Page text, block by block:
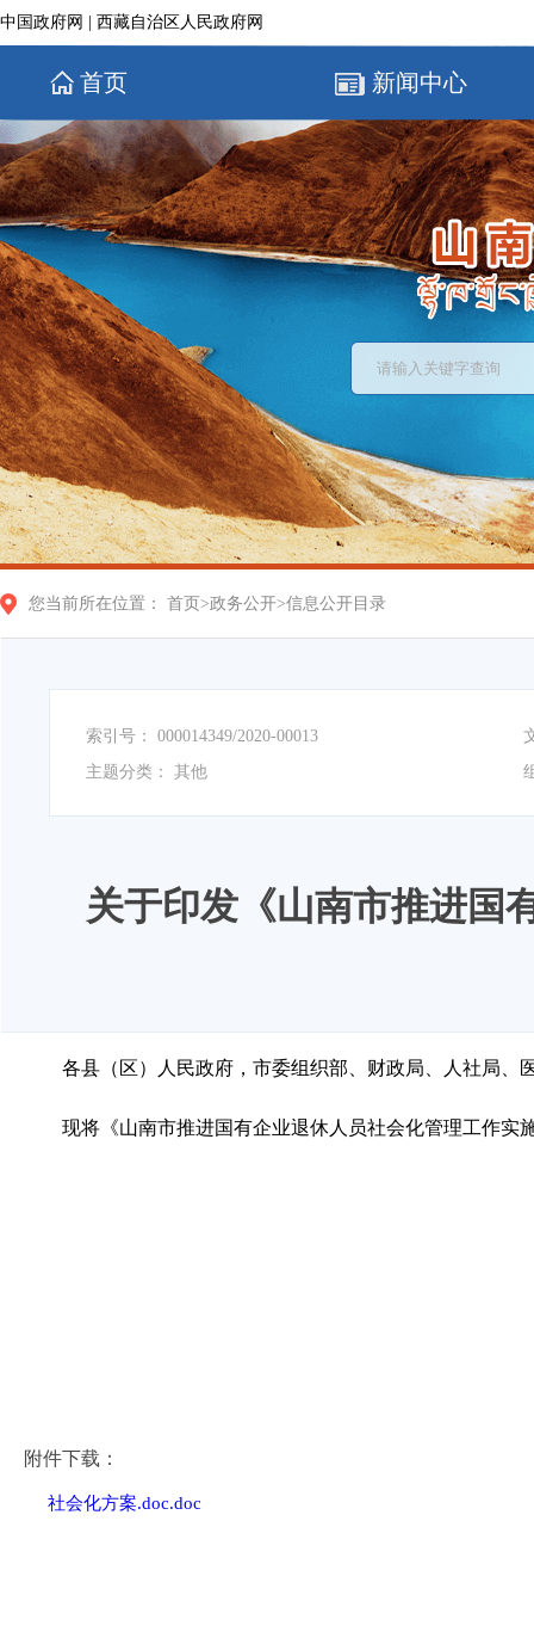
中国政府网 西藏自治区人民政府网
首页 新闻中心
您当前所在位置： 首页 >政务公开>信息公开目录
索引号： 000014349/2020-00013
主题分类：
其他
关于印发《山南市推进国
各县（区）人民政府，市委组织部、财政局、人社局、
现将 《山南市推进国有企业退休人员社会化管理工作实
附件下载：
社会化方案.doc.doc